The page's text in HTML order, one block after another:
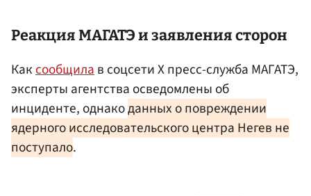
РеакцияМАГАТЭи заявления сторон
Как сообщила в соцсети Х пресс-служба МАГАТЭ,
эксперты агентства осведомлены об
инциденте, однакоданных о повреждении
ядерного исследовательского центра Негев не
поступало.